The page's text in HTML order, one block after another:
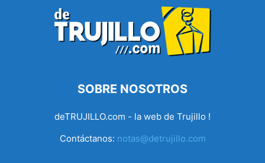
SOBRE NOSOTROS
deTRUJILLO.com - la web de Trujillo !
Contáctanos: notas@detrujillo.com